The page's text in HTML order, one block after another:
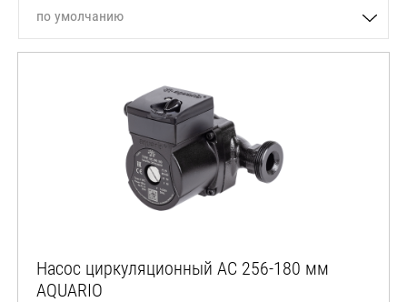
по умолчанию
Насос циркуляционный АС 256-180 мм
AQUARIO